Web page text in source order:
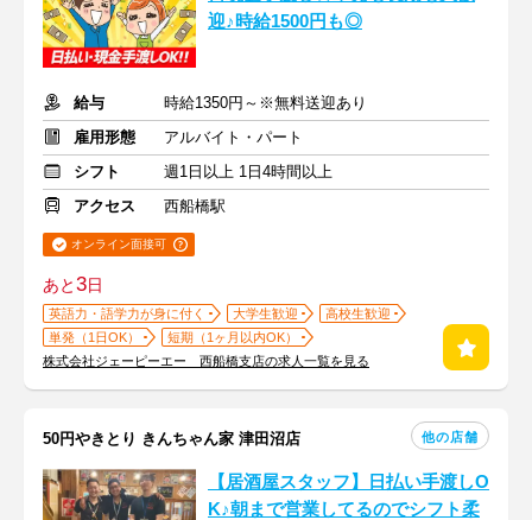
迎♪時給1500円も◎
給与
時給1350円～※無料送迎あり
雇用形態
アルバイト・パート
シフト
週1日以上 1日4時間以上
アクセス
西船橋駅
オンライン面接可
あと3日
英語力・語学力が身に付く 大学生歓迎
高校生歓迎
単発（1日OK）
短期（1ヶ月以内OK）
株式会社ジェーピーエー 西船橋支店の求人一覧を見る
50円やきとり きんちゃん家 津田沼店 他の店舗
【居酒屋スタッフ】日払い手渡しO
K♪朝まで営業してるのでシフト柔